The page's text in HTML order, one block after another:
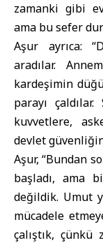
zamanki gibi
ama bu sefer
Aşur ayrıca:
aradılar.
kardeşimin
parayı
kuvvetlere,
devlet
Aşur, “Bundan
başladı, ama
değildik. Umut
mücadele
çalıştık,